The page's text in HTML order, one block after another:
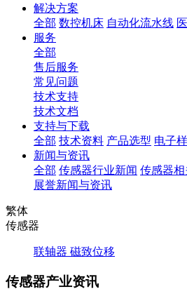
解决方案
全部 数控机床 自动化流水线
服务
全部
售后服务
常见问题
技术支持
技术文档
支持与下载
全部 技术资料 产品选型 电子
新闻与资讯
全部 传感器行业新闻 传感器
展誉新闻与资讯
繁体
传感器
联轴器 磁致位移
传感器产业资讯